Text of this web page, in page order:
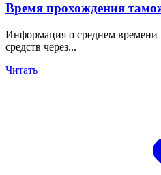
Время прохождения
Информация о среднем времени
средств через...
Читать